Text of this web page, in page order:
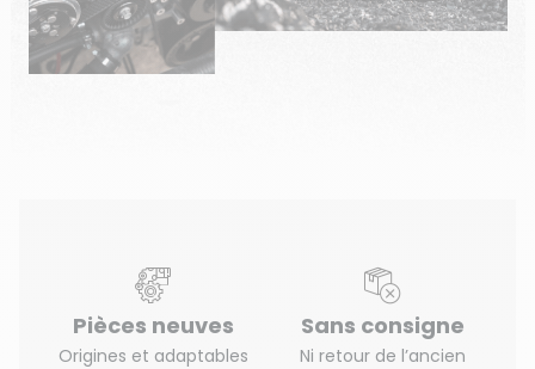
Pièces neuves
Origines et adaptables
Sans consigne
Ni retour de l’ancien